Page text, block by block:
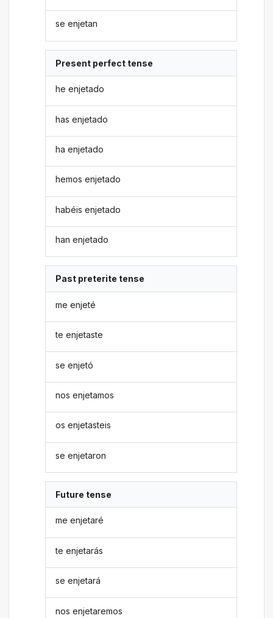
se enjetan
Present perfect tense
he enjetado
has enjetado
ha enjetado
hemos enjetado
habéis enjetado
han enjetado
Past preterite tense
me enjeté
te enjetaste
se enjetó
nos enjetamos
os enjetasteis
se enjetaron
Future tense
me enjetaré
te enjetarás
se enjetará
nos enjetaremos